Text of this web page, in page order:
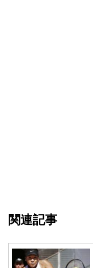
関連記事